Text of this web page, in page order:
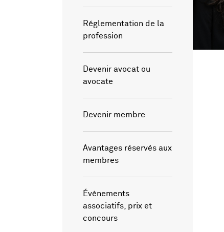
Réglementation de la
profession
Devenir avocat ou
avocate
Devenir membre
Avantages réservés aux
membres
Événements
associatifs, prix et
concours